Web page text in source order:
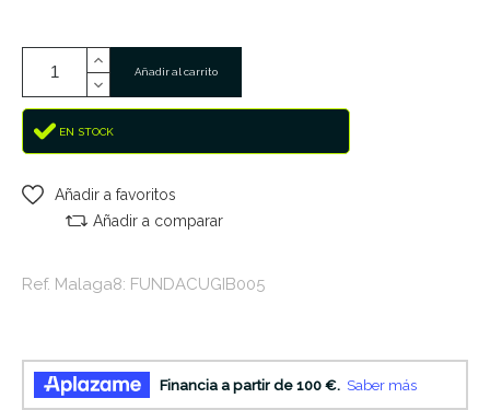
Añadir al carrito
EN STOCK
Añadir a favoritos
Añadir a comparar
Ref. Malaga8: FUNDACUGIB005